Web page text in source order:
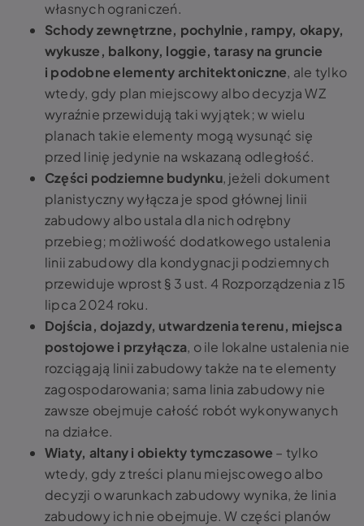
własnych ograniczeń.
Schody zewnętrzne, pochylnie, rampy, okapy,
wykusze, balkony, loggie, tarasy na gruncie
i podobne elementy architektoniczne, ale tylko
wtedy, gdy plan miejscowy albo decyzja WZ
wyraźnie przewidują taki wyjątek; w wielu
planach takie elementy mogą wysunąć się
przed linię jedynie na wskazaną odległość.
Części podziemne budynku, jeżeli dokument
planistyczny wyłącza je spod głównej linii
zabudowy albo ustala dla nich odrębny
przebieg; możliwość dodatkowego ustalenia
linii zabudowy dla kondygnacji podziemnych
przewiduje wprost § 3 ust. 4 Rozporządzenia z 15
lipca 2024 roku.
Dojścia, dojazdy, utwardzenia terenu, miejsca
postojowe i przyłącza, o ile lokalne ustalenia nie
rozciągają linii zabudowy także na te elementy
zagospodarowania; sama linia zabudowy nie
zawsze obejmuje całość robót wykonywanych
na działce.
Wiaty, altany i obiekty tymczasowe – tylko
wtedy, gdy z treści planu miejscowego albo
decyzji o warunkach zabudowy wynika, że linia
zabudowy ich nie obejmuje. W części planów